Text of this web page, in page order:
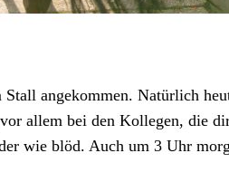
angekommen. Natürlich
allem bei den Kollegen, die
wie blöd. Auch um 3 Uhr